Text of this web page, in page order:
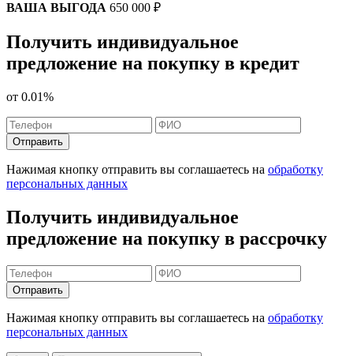
ВАША ВЫГОДА 650 000 ₽
Получить индивидуальное
предложение на покупку в кредит
от 0.01%
Отправить
Нажимая кнопку отправить вы соглашаетесь на обработку
персональных данных
Получить индивидуальное
предложение на покупку в рассрочку
Отправить
Нажимая кнопку отправить вы соглашаетесь на обработку
персональных данных